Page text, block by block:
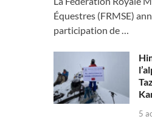
Équestres (FRMSE)
participation de …
5